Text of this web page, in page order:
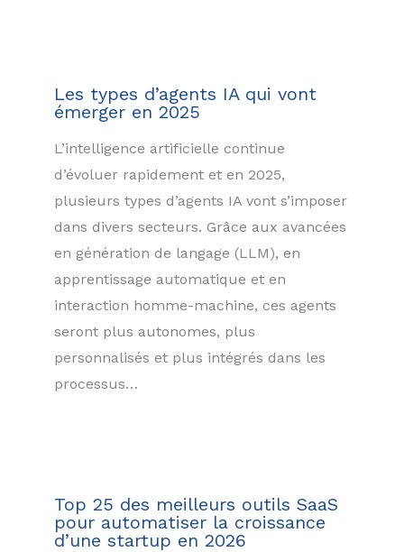
Les types d’agents IA qui vont
émerger en 2025
L’intelligence artificielle continue
d’évoluer rapidement et en 2025,
plusieurs types d’agents IA vont s’imposer
dans divers secteurs. Grâce aux avancées
en génération de langage (LLM), en
apprentissage automatique et en
interaction homme-machine, ces agents
seront plus autonomes, plus
personnalisés et plus intégrés dans les
processus…
Top 25 des meilleurs outils SaaS
pour automatiser la croissance
d’une startup en 2026